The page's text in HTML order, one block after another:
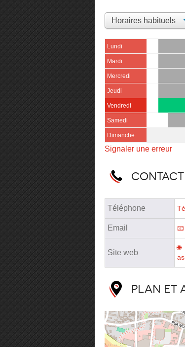
Lundi
Mardi
Mercredi
Jeudi
Vendredi
Samedi
Dimanche
Signaler une erreur
Contact
Téléphone
Email
Site web
Plan et